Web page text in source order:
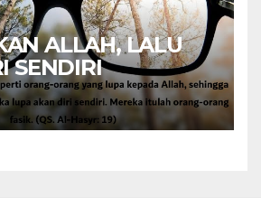
ALLAH, LALU
SENDIRI